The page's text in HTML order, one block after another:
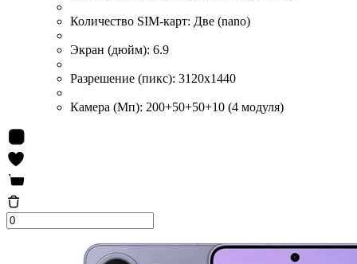
Количество SIM-карт: Две (nano)
Экран (дюйм): 6.9
Разрешение (пикс): 3120x1440
Камера (Мп): 200+50+50+10 (4 модуля)